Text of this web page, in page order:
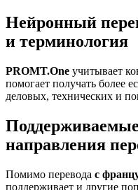
Нейронный
и терминология
PROMT.One учитывает
помогает получать более
деловых, технических и
направления
Помимо перевода с
поддерживает и другие